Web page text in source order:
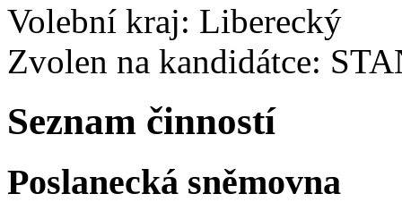
Volební kraj: Liberecký
Zvolen na kandidátce:
Seznam činností
Poslanecká sněmovna